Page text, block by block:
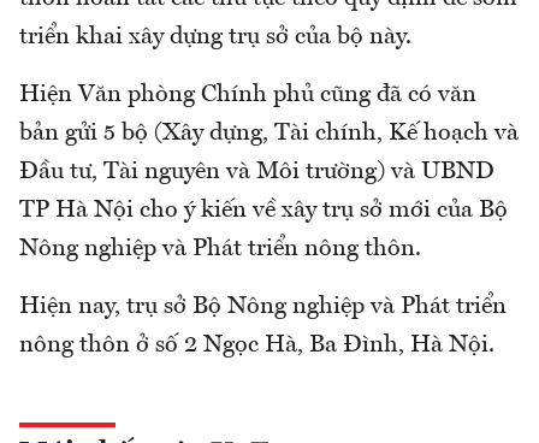
triển khai xây dựng trụ sở của bộ này.
Hiện Văn phòng Chính phủ cũng đã có văn
bản gửi 5 bộ (Xây dựng, Tài chính, Kế hoạch và
Đầu tư, Tài nguyên và Môi trường) và UBND
TP Hà Nội cho ý kiến về xây trụ sở mới của Bộ
Nông nghiệp và Phát triển nông thôn.
Hiện nay, trụ sở Bộ Nông nghiệp và Phát triển
nông thôn ở số 2 Ngọc Hà, Ba Đình, Hà Nội.